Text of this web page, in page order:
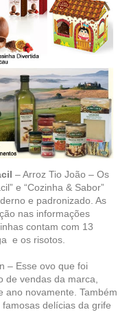
– Arroz Tio João – Os
e “Cozinha & Sabor”
e padronizado. As
nas informações
contam com 13
e os risotos.
– Esse ovo que foi
de vendas da marca,
ano novamente. Também
delícias da grife